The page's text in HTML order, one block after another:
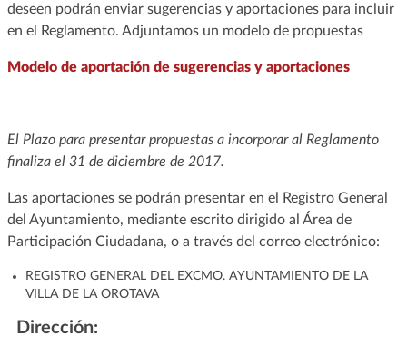
deseen podrán enviar sugerencias y aportaciones para incluir
en el Reglamento. Adjuntamos un modelo de propuestas
Modelo de aportación de sugerencias y aportaciones
El Plazo para presentar propuestas a incorporar al Reglamento
finaliza el 31 de diciembre de 2017.
Las aportaciones se podrán presentar en el Registro General
del Ayuntamiento, mediante escrito dirigido al Área de
Participación Ciudadana, o a través del correo electrónico:
REGISTRO GENERAL DEL EXCMO. AYUNTAMIENTO DE LA
VILLA DE LA OROTAVA
Dirección: